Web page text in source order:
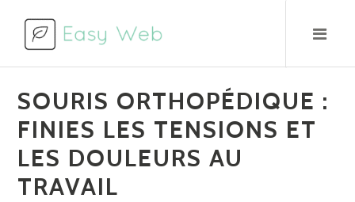
contenu
SOURIS ORTHOPÉDIQUE :
FINIES LES TENSIONS ET
LES DOULEURS AU
TRAVAIL